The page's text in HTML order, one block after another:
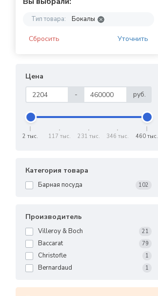
Хрустальные бокалы
Тип товара: Бокалы
Сбросить Уточнить
Цена
-
руб.
2 тыс. 117 тыс. 231 тыс. 346 тыс. 460 тыс.
Категория товара
Барная посуда 102
Производитель
Villeroy & Boch 21
Baccarat 79
Christofle 1
Bernardaud 1